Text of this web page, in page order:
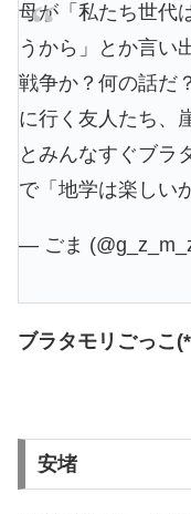
母が「私たち世代
うから」とか言い
戦争か？何の話だ
に行く友人たち、
とみんなすぐブラ
で「地学は楽しい
— ごま
ブラタモリごっこ
安堵